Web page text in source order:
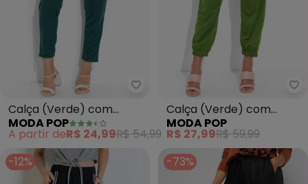
Moda Pop - Calça (Verde)
Calça (Verde) com
Botões Decorativos
MODA POP
A partir deR$ 24,99R$ 54,99
Calça (Verde) com
Detalhe para Amarrar
MODA POP
R$ 27,99R$ 59,99
-12%
-73%